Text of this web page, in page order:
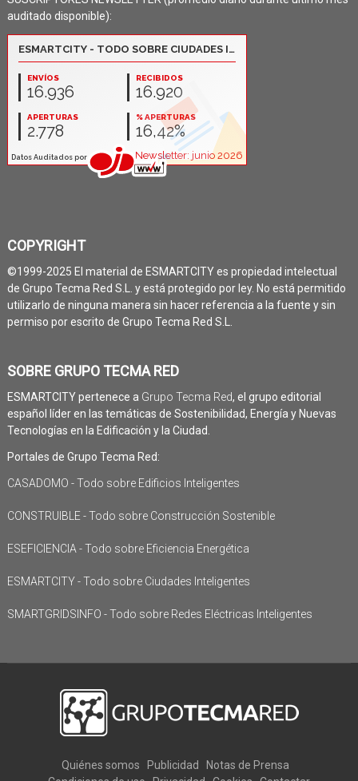
auditado disponible):
COPYRIGHT
©1999-2025 El material de ESMARTCITY es propiedad intelectual
de Grupo Tecma Red S.L. y está protegido por ley. No está permitido
utilizarlo de ninguna manera sin hacer referencia a la fuente y sin
permiso por escrito de Grupo Tecma Red S.L.
SOBRE GRUPO TECMA RED
ESMARTCITY pertenece a Grupo Tecma Red, el grupo editorial
español líder en las temáticas de Sostenibilidad, Energía y Nuevas
Tecnologías en la Edificación y la Ciudad.
Portales de Grupo Tecma Red:
CASADOMO - Todo sobre Edificios Inteligentes
CONSTRUIBLE - Todo sobre Construcción Sostenible
ESEFICIENCIA - Todo sobre Eficiencia Energética
ESMARTCITY - Todo sobre Ciudades Inteligentes
SMARTGRIDSINFO - Todo sobre Redes Eléctricas Inteligentes
Quiénes somos Publicidad
Notas de Prensa